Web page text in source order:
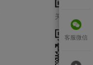
关注官方二
客服微信